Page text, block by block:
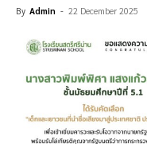
By Admin - 22 December 2025